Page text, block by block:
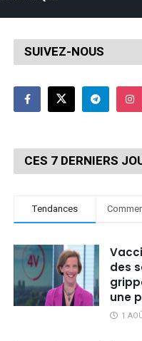
SUIVEZ-NOUS
CES 7 DERNIERS
Tendances
des
une
1